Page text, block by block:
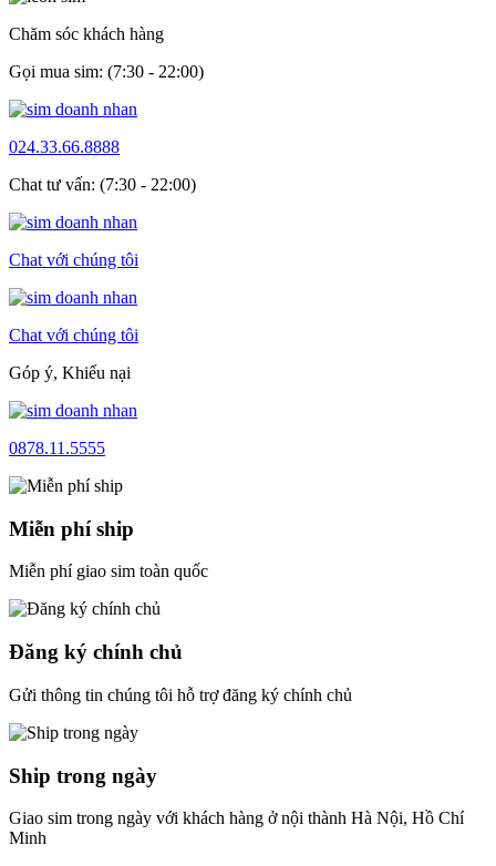
Chăm sóc khách hàng
Gọi mua sim: (7:30 - 22:00)
024.33.66.8888
Chat tư vấn: (7:30 - 22:00)
Chat với chúng tôi
Chat với chúng tôi
Góp ý, Khiếu nại
0878.11.5555
Miễn phí ship
Miễn phí giao sim toàn quốc
Đăng ký chính chủ
Gửi thông tin chúng tôi hỗ trợ đăng ký chính chủ
Ship trong ngày
Giao sim trong ngày với khách hàng ở nội thành Hà Nội, Hồ Chí
Minh